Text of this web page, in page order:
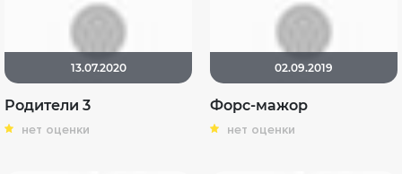
13.07.2020
Родители 3
нет оценки
02.09.2019
Форс-мажор
нет оценки